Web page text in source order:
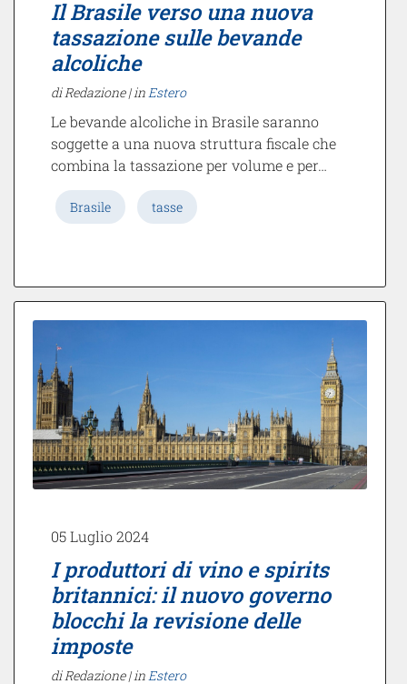
Il Brasile verso una nuova
tassazione sulle bevande
alcoliche
di Redazione |inEstero
Le bevande alcoliche in Brasile saranno
soggette a una nuova struttura fiscale che
combina la tassazione per volume e per…
Brasile tasse
05 Luglio 2024
I produttori di vino e spirits
britannici: il nuovo governo
blocchi la revisione delle
imposte
di Redazione |inEstero